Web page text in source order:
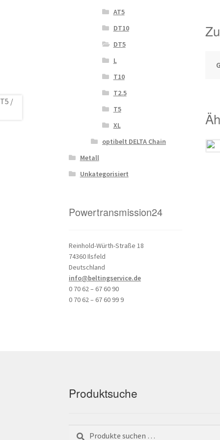
AT5
DT10
DT5
L
T10
T2.5
T5
XL
optibelt DELTA Chain
Metall
Unkategorisiert
Powertransmission24
Reinhold-Würth-Straße 18
74360 Ilsfeld
Deutschland
info@beltingservice.de
0 70 62 – 67 60 90
0 70 62 – 67 60 99 9
Produktsuche